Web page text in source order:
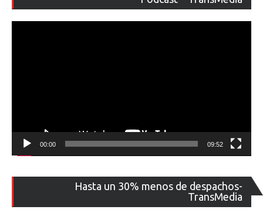
00:00 09:52
Hasta un 30% menos de despachos-
TransMedia
de